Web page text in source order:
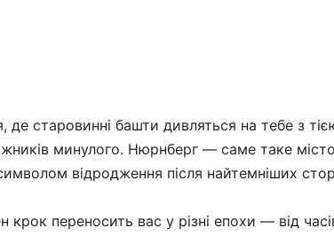
де старовинні башти дивляться на тебе з
минулого. Нюрнберг — саме таке
відродження після найтемніших
крок переносить вас у різні епохи — від